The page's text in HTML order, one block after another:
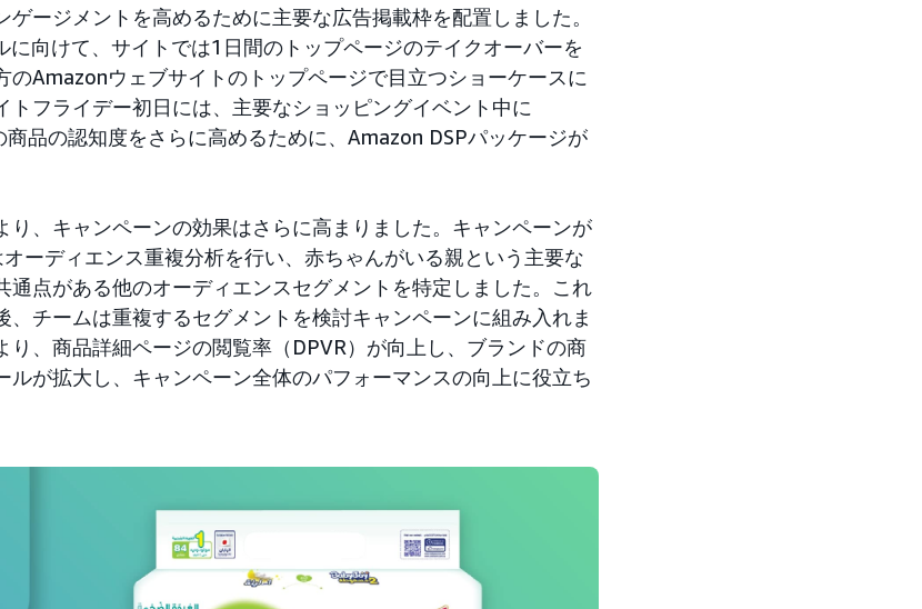
ージメントを高めるために主要な広告掲載枠を配置しました。
向けて、サイトでは1日間のトップページのテイクオーバーを
のAmazonウェブサイトのトップページで目立つショーケースに
トフライデー初日には、主要なショッピングイベント中に
品の認知度をさらに高めるために、Amazon DSPパッケージが
り、キャンペーンの効果はさらに高まりました。キャンペーンが
ーディエンス重複分析を行い、赤ちゃんがいる親という主要な
通点がある他のオーディエンスセグメントを特定しました。これ
、チームは重複するセグメントを検討キャンペーンに組み入れま
り、商品詳細ページの閲覧率（DPVR）が向上し、ブランドの商
ルが拡大し、キャンペーン全体のパフォーマンスの向上に役立ち